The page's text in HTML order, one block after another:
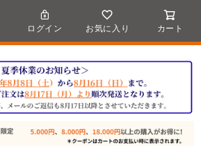
ログイン お気に入り カート